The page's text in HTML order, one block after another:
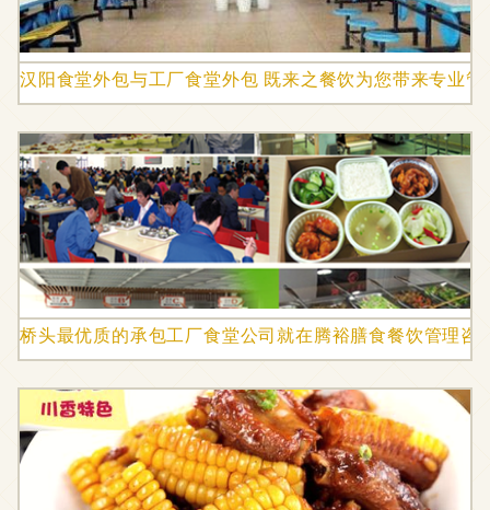
汉阳食堂外包与工厂食堂外包 既来之餐饮为您带来专业管
桥头最优质的承包工厂食堂公司就在腾裕膳食餐饮管理咨